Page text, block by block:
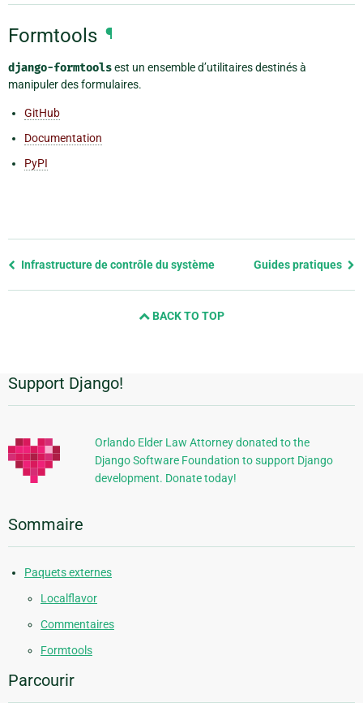
Formtools ¶
django-formtoolsest un ensemble d’utilitaires destinés à
manipuler des formulaires.
GitHub
Documentation
PyPI
Previous
Infrastructure de contrôle du système Guides pratiques
BACK TO TOP
Informations
supplémentaires
Support Django!
Orlando Elder Law Attorney donated to the
Django Software Foundation to support Django
development. Donate today!
Sommaire
Paquets externes
Localflavor
Commentaires
Formtools
Parcourir